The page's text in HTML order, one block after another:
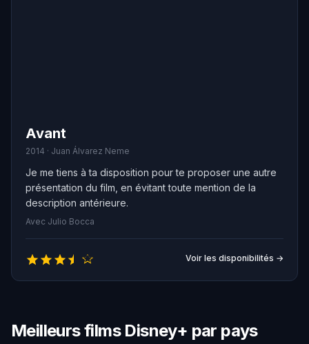
Avant
2014 · Juan Álvarez Neme
Je me tiens à ta disposition pour te proposer une autre
présentation du film, en évitant toute mention de la
description antérieure.
Avec Julio Bocca
Voir les disponibilités →
Meilleurs films Disney+ par pays